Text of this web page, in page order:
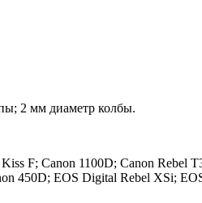
2 мм диаметр колбы.
F; Canon 1100D; Canon Rebel
450D; EOS Digital Rebel XSi;